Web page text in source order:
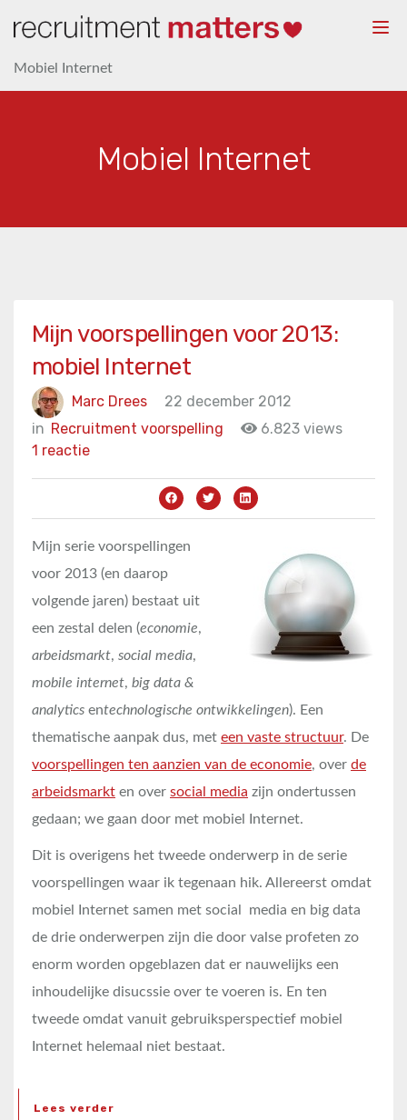
Mobiel Internet
Mobiel Internet
Mijn voorspellingen voor 2013:
mobiel Internet
Marc Drees
22 december 2012
in Recruitment voorspelling
6.823 views
1 reactie
Mijn serie voorspellingen
voor 2013 (en daarop
volgende jaren) bestaat uit
een zestal delen (economie,
arbeidsmarkt, social media,
mobile internet, big data &
analytics entechnologische ontwikkelingen). Een
thematische aanpak dus, met een vaste structuur. De
voorspellingen ten aanzien van de economie, over de
arbeidsmarkt en over social media zijn ondertussen
gedaan; we gaan door met mobiel Internet.
Dit is overigens het tweede onderwerp in de serie
voorspellingen waar ik tegenaan hik. Allereerst omdat
mobiel Internet samen met social media en big data
de drie onderwerpen zijn die door valse profeten zo
enorm worden opgeblazen dat er nauwelijks een
inhoudelijke disucssie over te voeren is. En ten
tweede omdat vanuit gebruiksperspectief mobiel
Internet helemaal niet bestaat.
Lees verder